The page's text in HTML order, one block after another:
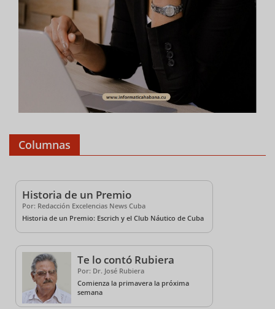
Columnas
Historia de un Premio
Por: Redacción Excelencias News Cuba
Historia de un Premio: Escrich y el Club Náutico de Cuba
Te lo contó Rubiera
Por: Dr. José Rubiera
Comienza la primavera la próxima
semana